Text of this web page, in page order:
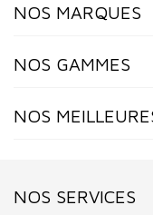
NOS MARQUES
NOS GAMMES
NOS
NOS SERVICES